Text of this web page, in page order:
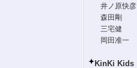
井ノ原快彦
森田剛
三宅健
岡田准一
KinKi Kids